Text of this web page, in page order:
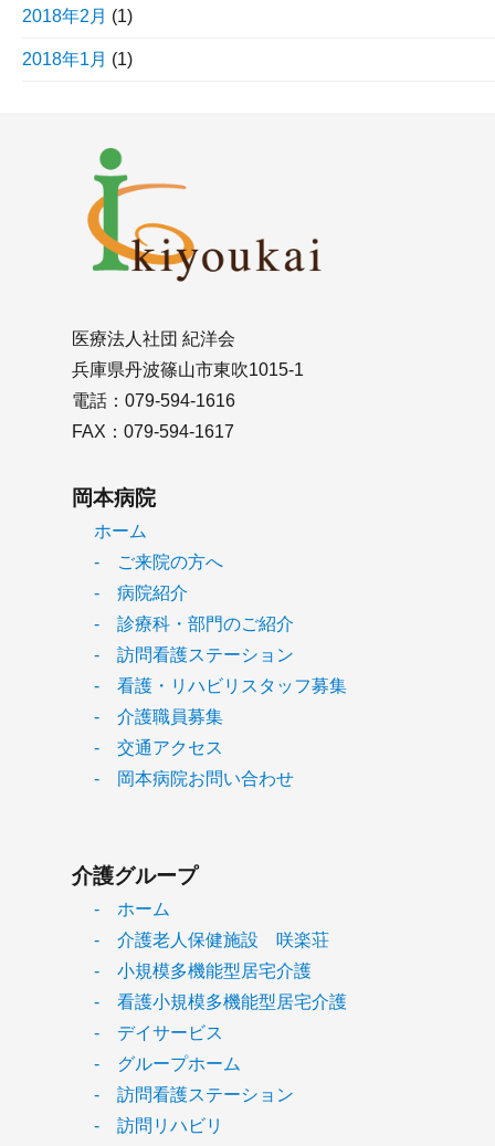
2018年2月 (1)
2018年1月 (1)
医療法人社団 紀洋会
兵庫県丹波篠山市東吹1015-1
電話：079-594-1616
FAX：079-594-1617
岡本病院
ホーム
- ご来院の方へ
- 病院紹介
- 診療科・部門のご紹介
- 訪問看護ステーション
- 看護・リハビリスタッフ募集
- 介護職員募集
- 交通アクセス
- 岡本病院お問い合わせ
介護グループ
- ホーム
- 介護老人保健施設 咲楽荘
- 小規模多機能型居宅介護
- 看護小規模多機能型居宅介護
- デイサービス
- グループホーム
- 訪問看護ステーション
- 訪問リハビリ